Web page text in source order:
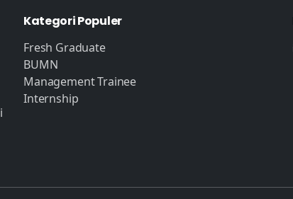
Kategori Populer
Fresh Graduate
BUMN
Management Trainee
Internship